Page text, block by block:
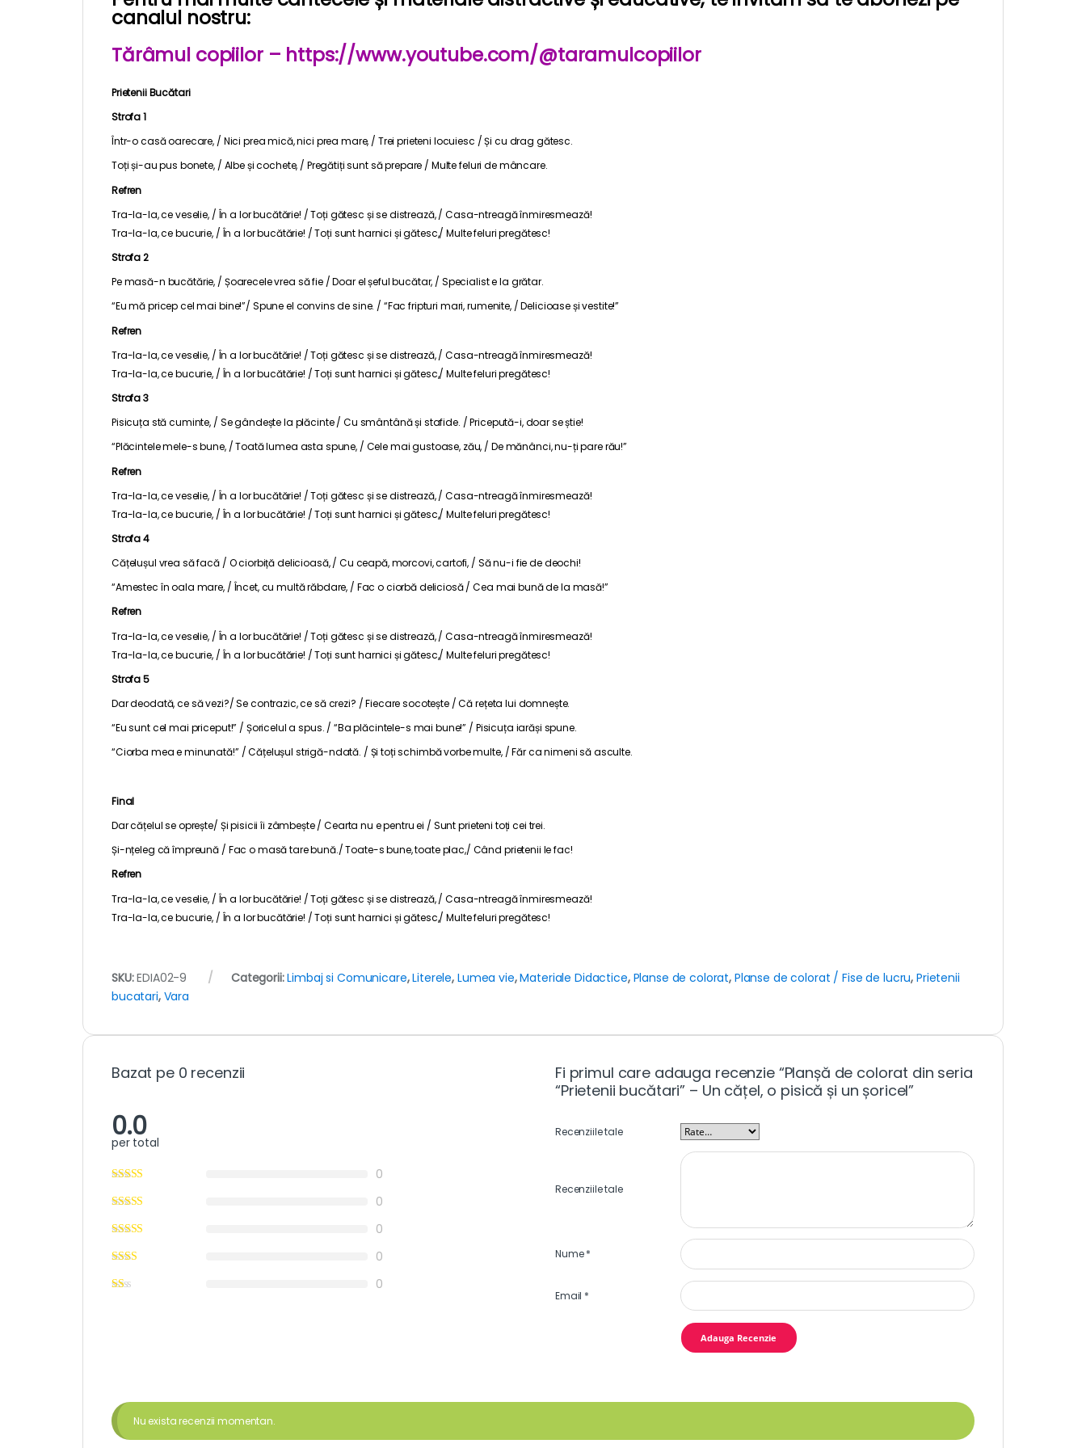
canalul nostru:
Tărâmul copiilor – https://www.youtube.com/@taramulcopiilor
Prietenii Bucătari
Strofa 1
Într-o casă oarecare, / Nici prea mică, nici prea mare, / Trei prieteni locuiesc / Și cu drag gătesc.
Toți și-au pus bonete, / Albe și cochete, / Pregătiți sunt să prepare / Multe feluri de mâncare.
Refren
Tra-la-la, ce veselie, / În a lor bucătărie! / Toți gătesc și se distrează, / Casa-ntreagă înmiresmează!
Tra-la-la, ce bucurie, / În a lor bucătărie! / Toți sunt harnici și gătesc,/ Multe feluri pregătesc!
Strofa 2
Pe masă-n bucătărie, / Șoarecele vrea să fie / Doar el șeful bucătar, / Specialist e la grătar.
“Eu mă pricep cel mai bine!”/ Spune el convins de sine. / “Fac fripturi mari, rumenite, / Delicioase și vestite!”
Refren
Tra-la-la, ce veselie, / În a lor bucătărie! / Toți gătesc și se distrează, / Casa-ntreagă înmiresmează!
Tra-la-la, ce bucurie, / În a lor bucătărie! / Toți sunt harnici și gătesc,/ Multe feluri pregătesc!
Strofa 3
Pisicuța stă cuminte, / Se gândește la plăcinte / Cu smântână și stafide. / Pricepută-i, doar se știe!
“Plăcintele mele-s bune, / Toată lumea asta spune, / Cele mai gustoase, zău, / De mănânci, nu-ți pare rău!”
Refren
Tra-la-la, ce veselie, / În a lor bucătărie! / Toți gătesc și se distrează, / Casa-ntreagă înmiresmează!
Tra-la-la, ce bucurie, / În a lor bucătărie! / Toți sunt harnici și gătesc,/ Multe feluri pregătesc!
Strofa 4
Cățelușul vrea să facă / O ciorbiță delicioasă, / Cu ceapă, morcovi, cartofi, / Să nu-i fie de deochi!
“Amestec în oala mare, / Încet, cu multă răbdare, / Fac o ciorbă deliciosă / Cea mai bună de la masă!”
Refren
Tra-la-la, ce veselie, / În a lor bucătărie! / Toți gătesc și se distrează, / Casa-ntreagă înmiresmează!
Tra-la-la, ce bucurie, / În a lor bucătărie! / Toți sunt harnici și gătesc,/ Multe feluri pregătesc!
Strofa 5
Dar deodată, ce să vezi?/ Se contrazic, ce să crezi? / Fiecare socotește / Că rețeta lui domnește.
“Eu sunt cel mai priceput!” / Șoricelul a spus. / “Ba plăcintele-s mai bune!” / Pisicuța iarăși spune.
“Ciorba mea e minunată!” / Cățelușul strigă-ndată. / Și toți schimbă vorbe multe, / Făr ca nimeni să asculte.
Final
Dar cățelul se oprește/ Și pisicii îi zâmbește / Cearta nu e pentru ei / Sunt prieteni toți cei trei.
Și-nțeleg că împreună / Fac o masă tare bună./ Toate-s bune, toate plac,/ Când prietenii le fac!
Refren
Tra-la-la, ce veselie, / În a lor bucătărie! / Toți gătesc și se distrează, / Casa-ntreagă înmiresmează!
Tra-la-la, ce bucurie, / În a lor bucătărie! / Toți sunt harnici și gătesc,/ Multe feluri pregătesc!
SKU:EDIA02-9 Categorii:Limbaj si Comunicare,Literele, Lumea vie,Materiale Didactice, Planse de colorat, Planse de colorat / Fise de lucru, Prietenii
bucatari, Vara
Bazat pe 0 recenzii
0.0
per total
0
0
0
0
0
Fi primul care adauga recenzie “Planșă de colorat din seria
“Prietenii bucătari” – Un cățel, o pisică și un șoricel”
Recenziile tale
Recenziile tale
Nume*
Email *
Nu exista recenzii momentan.